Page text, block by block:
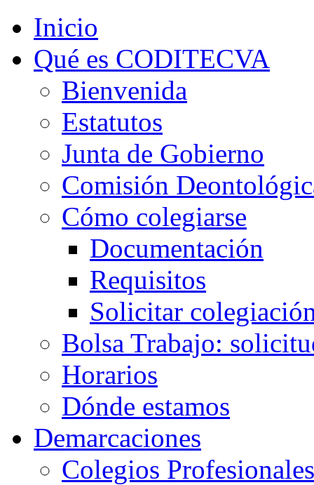
Inicio
Qué es CODITECVA
Bienvenida
Estatutos
Junta de Gobierno
Comisión
Cómo colegiarse
Documentación
Requisitos
Solicitar
Bolsa Trabajo:
Horarios
Dónde estamos
Demarcaciones
Colegios Profesionales